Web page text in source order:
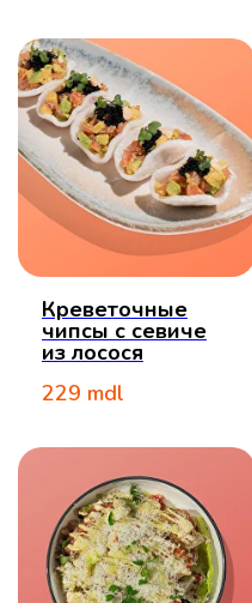
Креветочные
чипсы с севиче
из лосося
229 mdl